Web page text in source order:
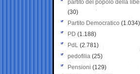
partito del popolo della
(30)
Partito Democratico (1.034)
PD (1.188)
PdL (2.781)
pedofilia (25)
Pensioni (129)